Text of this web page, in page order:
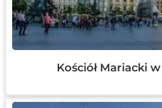
Kościół Mariacki